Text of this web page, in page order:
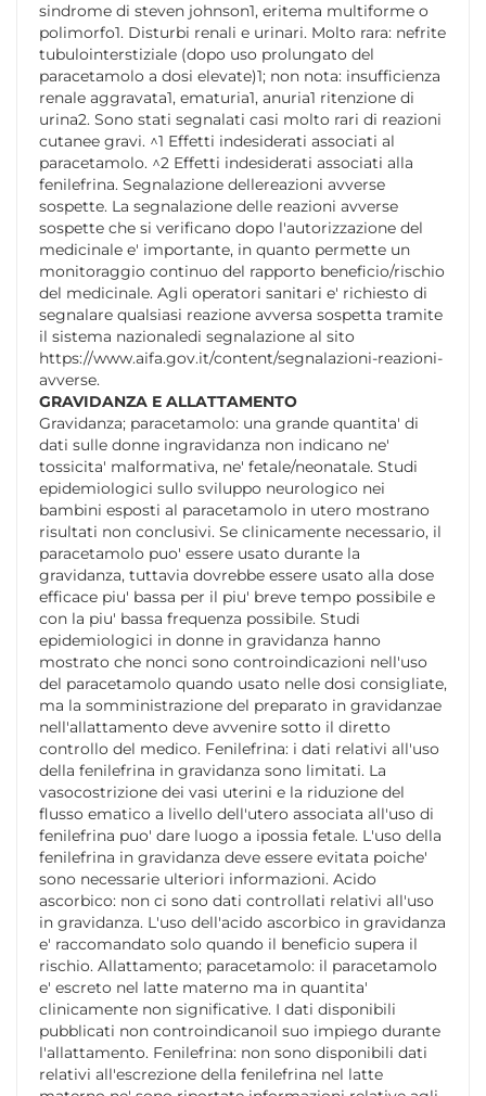
sindrome di steven johnson1, eritema multiforme o
polimorfo1. Disturbi renali e urinari. Molto rara: nefrite
tubulointerstiziale (dopo uso prolungato del
paracetamolo a dosi elevate)1; non nota: insufficienza
renale aggravata1, ematuria1, anuria1 ritenzione di
urina2. Sono stati segnalati casi molto rari di reazioni
cutanee gravi. ^1 Effetti indesiderati associati al
paracetamolo. ^2 Effetti indesiderati associati alla
fenilefrina. Segnalazione dellereazioni avverse
sospette. La segnalazione delle reazioni avverse
sospette che si verificano dopo l'autorizzazione del
medicinale e' importante, in quanto permette un
monitoraggio continuo del rapporto beneficio/rischio
del medicinale. Agli operatori sanitari e' richiesto di
segnalare qualsiasi reazione avversa sospetta tramite
il sistema nazionaledi segnalazione al sito
https://www.aifa.gov.it/content/segnalazioni-reazioni-
avverse.
GRAVIDANZA E ALLATTAMENTO
Gravidanza; paracetamolo: una grande quantita' di
dati sulle donne ingravidanza non indicano ne'
tossicita' malformativa, ne' fetale/neonatale. Studi
epidemiologici sullo sviluppo neurologico nei
bambini esposti al paracetamolo in utero mostrano
risultati non conclusivi. Se clinicamente necessario, il
paracetamolo puo' essere usato durante la
gravidanza, tuttavia dovrebbe essere usato alla dose
efficace piu' bassa per il piu' breve tempo possibile e
con la piu' bassa frequenza possibile. Studi
epidemiologici in donne in gravidanza hanno
mostrato che nonci sono controindicazioni nell'uso
del paracetamolo quando usato nelle dosi consigliate,
ma la somministrazione del preparato in gravidanzae
nell'allattamento deve avvenire sotto il diretto
controllo del medico. Fenilefrina: i dati relativi all'uso
della fenilefrina in gravidanza sono limitati. La
vasocostrizione dei vasi uterini e la riduzione del
flusso ematico a livello dell'utero associata all'uso di
fenilefrina puo' dare luogo a ipossia fetale. L'uso della
fenilefrina in gravidanza deve essere evitata poiche'
sono necessarie ulteriori informazioni. Acido
ascorbico: non ci sono dati controllati relativi all'uso
in gravidanza. L'uso dell'acido ascorbico in gravidanza
e' raccomandato solo quando il beneficio supera il
rischio. Allattamento; paracetamolo: il paracetamolo
e' escreto nel latte materno ma in quantita'
clinicamente non significative. I dati disponibili
pubblicati non controindicanoil suo impiego durante
l'allattamento. Fenilefrina: non sono disponibili dati
relativi all'escrezione della fenilefrina nel latte